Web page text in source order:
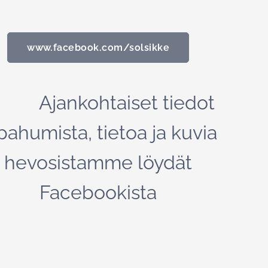
www.facebook.com/solsikke
Ajankohtaiset tiedot
tietoa ja kuvia
hevosistamme löydät
Facebookista